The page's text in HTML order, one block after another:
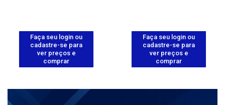
Faça seu login ou
cadastre-se para
ver preços e
comprar
Faça seu login ou
cadastre-se para
ver preços e
comprar